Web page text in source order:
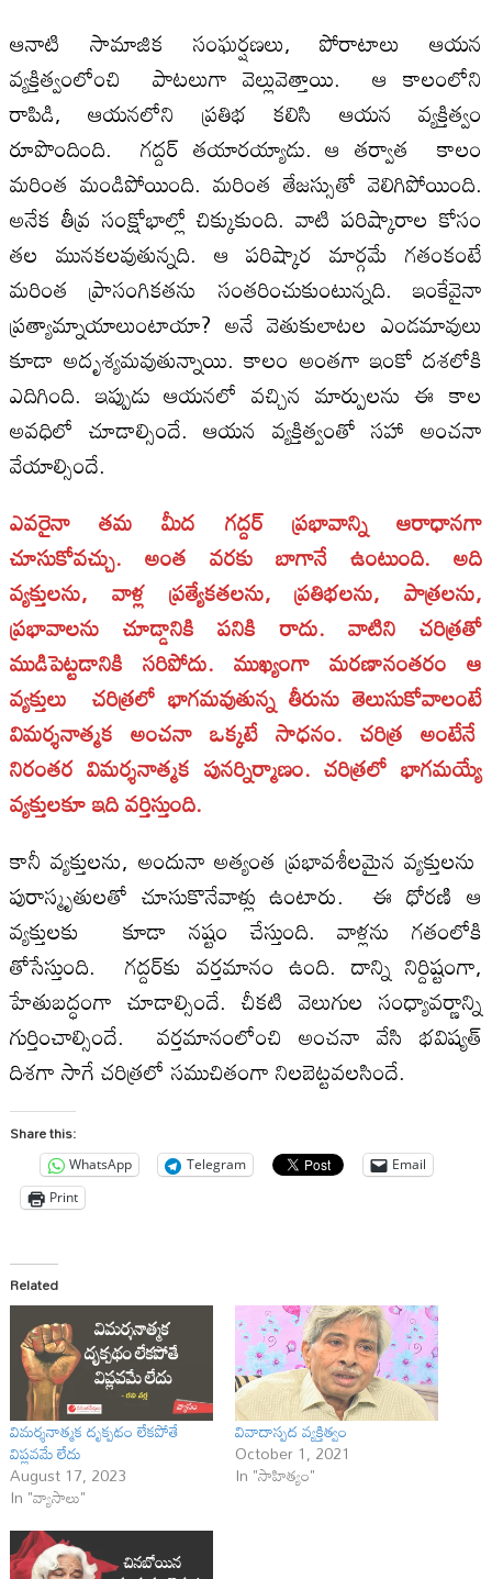
ఆనాటి సామాజిక సంఘర్షణలు, పోరాటాలు ఆయన
వ్యక్తిత్వంలోంచి పాటలుగా వెల్లువెత్తాయి. ఆ కాలంలోని
రాపిడి, ఆయనలోని ప్రతిభ కలిసి ఆయన వ్యక్తిత్వం
రూపొందింది. గద్దర్‌ తయారయ్యాడు. ఆ తర్వాత కాలం
మరింత మండిపోయింది. మరింత తేజస్సుతో వెలిగిపోయింది.
అనేక తీవ్ర సంక్షోభాల్లో చిక్కుకుంది. వాటి పరిష్కారాల కోసం
తల మునకలవుతున్నది. ఆ పరిష్కార మార్గమే గతంకంటే
మరింత ప్రాసంగికతను సంతరించుకుంటున్నది. ఇంకేవైనా
ప్రత్యామ్నాయాలుంటాయా? అనే వెతుకులాటల ఎండమావులు
కూడా అదృశ్యమవుతున్నాయి. కాలం అంతగా ఇంకో దశలోకి
ఎదిగింది. ఇప్పుడు ఆయనలో వచ్చిన మార్పులను ఈ కాల
అవధిలో చూడాల్సిందే. ఆయన వ్యక్తిత్వంతో సహా అంచనా
వేయాల్సిందే.
ఎవరైనా తమ మీద గద్దర్‌ ప్రభావాన్ని ఆరాధానగా
చూసుకోవచ్చు. అంత వరకు బాగానే ఉంటుంది. అది
వ్యక్తులను, వాళ్ల ప్రత్యేకతలను, ప్రతిభలను, పాత్రలను,
ప్రభావాలను చూడ్డానికి పనికి రాదు. వాటిని చరిత్రతో
ముడిపెట్టడానికి సరిపోదు. ముఖ్యంగా మరణానంతరం ఆ
వ్యక్తులు చరిత్రలో భాగమవుతున్న తీరును తెలుసుకోవాలంటే
విమర్శనాత్మక అంచనా ఒక్కటే సాధనం. చరిత్ర అంటేనే
నిరంతర విమర్శనాత్మక పునర్నిర్మాణం. చరిత్రలో భాగమయ్యే
వ్యక్తులకూ ఇది వర్తిస్తుంది.
కానీ వ్యక్తులను, అందునా అత్యంత ప్రభావశీలమైన వ్యక్తులను
పురాస్మృతులతో చూసుకొనేవాళ్లు ఉంటారు. ఈ ధోరణి ఆ
వ్యక్తులకు కూడా నష్టం చేస్తుంది. వాళ్లను గతంలోకి
తోసేస్తుంది. గద్దర్‌కు వర్తమానం ఉంది. దాన్ని నిర్దిష్టంగా,
హేతుబద్ధంగా చూడాల్సిందే. చీకటి వెలుగుల సంధ్యావర్ణాన్ని
గుర్తించాల్సిందే. వర్తమానంలోంచి అంచనా వేసి భవిష్యత్‌
దిశగా సాగే చరిత్రలో సముచితంగా నిలబెట్టవలసిందే.
Share this:
WhatsApp Telegram
Email
Print
Related
విమర్శనాత్మక దృక్పథం లేకపోతే
విప్లవమే లేదు
August 17, 2023
In "వ్యాసాలు"
వివాదాస్పద వ్యక్తిత్వం
October 1, 2021
In "సాహిత్యం"